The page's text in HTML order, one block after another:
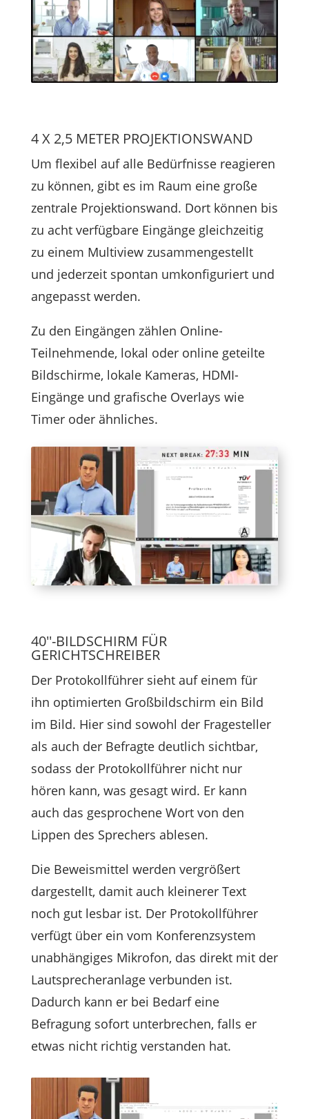
4 X 2,5 METER PROJEKTIONSWAND
Um flexibel auf alle Bedürfnisse reagieren
zu können, gibt es im Raum eine große
zentrale Projektionswand. Dort können bis
zu acht verfügbare Eingänge gleichzeitig
zu einem Multiview zusammengestellt
und jederzeit spontan umkonfiguriert und
angepasst werden.
Zu den Eingängen zählen Online-
Teilnehmende, lokal oder online geteilte
Bildschirme, lokale Kameras, HDMI-
Eingänge und grafische Overlays wie
Timer oder ähnliches.
40''-BILDSCHIRM FÜR
GERICHTSCHREIBER
Der Protokollführer sieht auf einem für
ihn optimierten Großbildschirm ein Bild
im Bild. Hier sind sowohl der Fragesteller
als auch der Befragte deutlich sichtbar,
sodass der Protokollführer nicht nur
hören kann, was gesagt wird. Er kann
auch das gesprochene Wort von den
Lippen des Sprechers ablesen.
Die Beweismittel werden vergrößert
dargestellt, damit auch kleinerer Text
noch gut lesbar ist. Der Protokollführer
verfügt über ein vom Konferenzsystem
unabhängiges Mikrofon, das direkt mit der
Lautsprecheranlage verbunden ist.
Dadurch kann er bei Bedarf eine
Befragung sofort unterbrechen, falls er
etwas nicht richtig verstanden hat.